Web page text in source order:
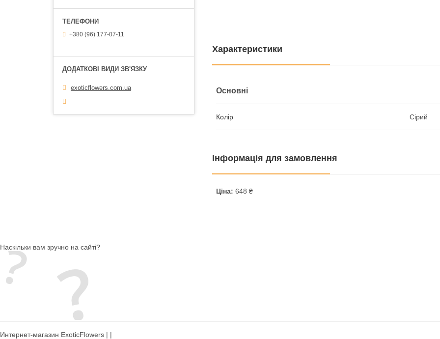
Характеристики
Основні
Колір Сірий
Інформація для замовлення
Ціна: 648 ₴
+380 (96) 177-07-11
exoticflowers.com.ua
Наскільки вам зручно на сайті?
Интернет-магазин ExoticFlowers | |